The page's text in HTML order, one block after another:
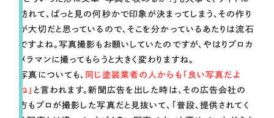
訪れて、ぱっと見の何秒かで印象が決まってしまう、その作り
が大切だと思っているので、そこを分かっているあたりは流石
ですよね。写真撮影もお願いしていたのですが、やはりプロカ
メラマンに撮ってもらうと大きく変わりますね。
写真についても、 同じ塗装業者の人からも「良い写真だよ
ね」 と言われます。新聞広告を出した時は、その広告会社の
方もプロが撮影した写真だと見抜いて、「普段、提供されてく